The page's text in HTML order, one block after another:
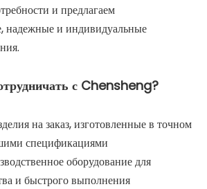
и предлагаем
надежные и индивидуальные
с Chensheng?
на заказ, изготовленные в точном
спецификациями
оборудование для
и быстрого выполнения